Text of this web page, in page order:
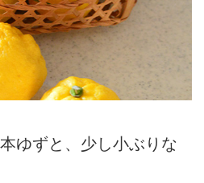
ゆずと、少し小ぶりな